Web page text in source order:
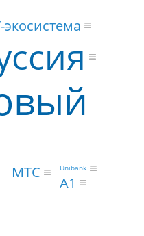
МТС
A1
экосистема
Unibank